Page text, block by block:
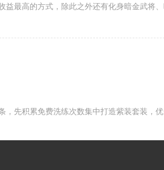
益最高的方式，除此之外还有化身暗金武
，先积累免费洗练次数集中打造紫装套装